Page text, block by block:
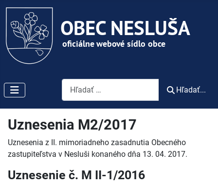
Vyhľadávanie
Hľadať...
Uznesenia M2/2017
Uznesenia z II. mimoriadneho zasadnutia Obecného
zastupiteľstva v Nesluši konaného dňa 13. 04. 2017.
Uznesenie č. M II-1/2016